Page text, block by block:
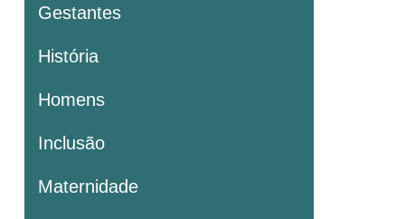
Gestantes
História
Homens
Inclusão
Maternidade